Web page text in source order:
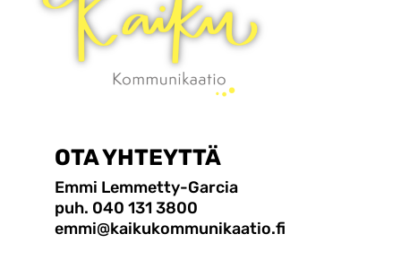
OTA YHTEYTTÄ
Emmi Lemmetty-Garcia
puh. 040 131 3800
emmi@kaikukommunikaatio.fi